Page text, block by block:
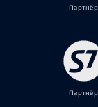
Партнёр
Партнёр